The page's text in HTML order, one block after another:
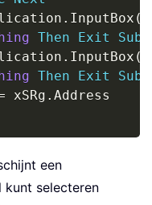
. InputBox (
Then Exit
Sub
. InputBox (
Then Exit
Sub
xSRg .
een
kunt selecteren